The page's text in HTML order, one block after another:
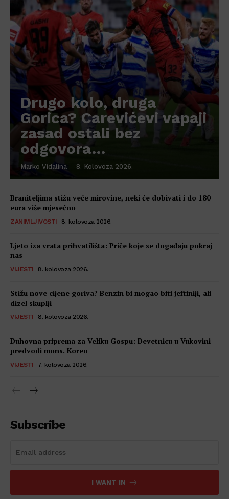
Drugo kolo, druga
Gorica? Carevićevi vapaji
zasad ostali bez
odgovora…
Marko Vidalina - 8. Kolovoza 2026.
Braniteljima stižu veće mirovine, neki će dobivati i do 180
eura više mjesečno
ZANIMLJIVOSTI 8. kolovoza 2026.
Ljeto iza vrata prihvatilišta: Priče koje se događaju pokraj
nas
VIJESTI 8. kolovoza 2026.
Stižu nove cijene goriva? Benzin bi mogao biti jeftiniji, ali
dizel skuplji
VIJESTI 8. kolovoza 2026.
Duhovna priprema za Veliku Gospu: Devetnicu u Vukovini
predvodi mons. Koren
VIJESTI 7. kolovoza 2026.
Subscribe
I WANT IN